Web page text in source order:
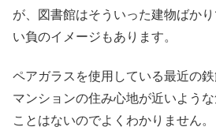
が、図書館はそういった建物ばか
い負のイメージもあります。
ペアガラスを使用している最近の
マンションの住み心地が近いよう
ことはないのでよくわかりません。